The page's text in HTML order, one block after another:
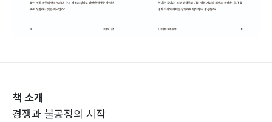
책 소개
경쟁과 불공정의 시작